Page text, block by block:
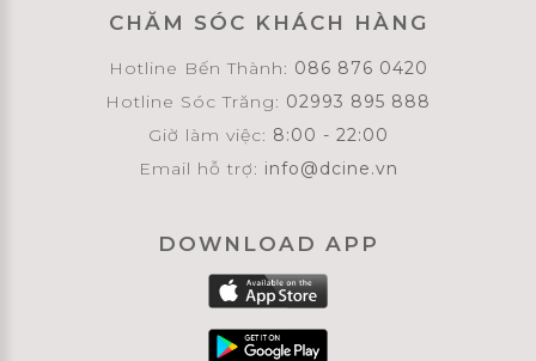
CHĂM SÓC KHÁCH HÀNG
Hotline Bến Thành: 086 876 0420
Hotline Sóc Trăng: 02993 895 888
Giờ làm việc: 8:00 - 22:00
Email hỗ trợ: info@dcine.vn
DOWNLOAD APP